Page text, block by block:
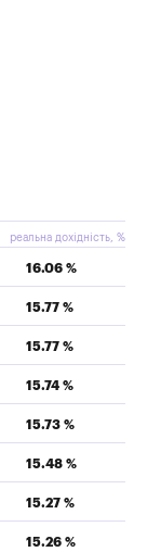
реальна дохідність, %
16.06 %
15.77 %
15.77 %
15.74 %
15.73 %
15.48 %
15.27 %
15.26 %